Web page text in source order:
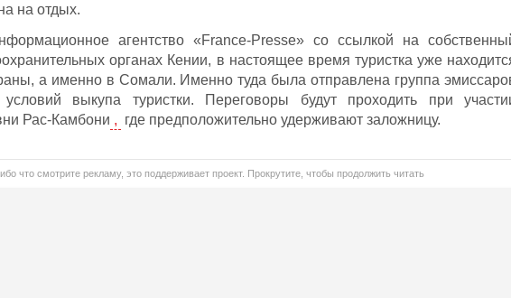
на отдых.
агентство «France-Presse» со ссылкой на
органах Кении, в настоящее время туристка уже
а именно в Сомали. Именно туда была отправлена группа
выкупа туристки. Переговоры будут проходить при
Рас-Камбони , где предположительно удерживают заложницу.
что смотрите рекламу, это поддерживает проект. Прокрутите, чтобы продолжить читать